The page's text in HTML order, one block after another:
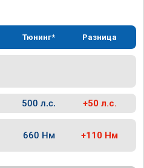
Тюнинг* Разница
500 л.с. +50 л.с.
660 Нм +110 Нм